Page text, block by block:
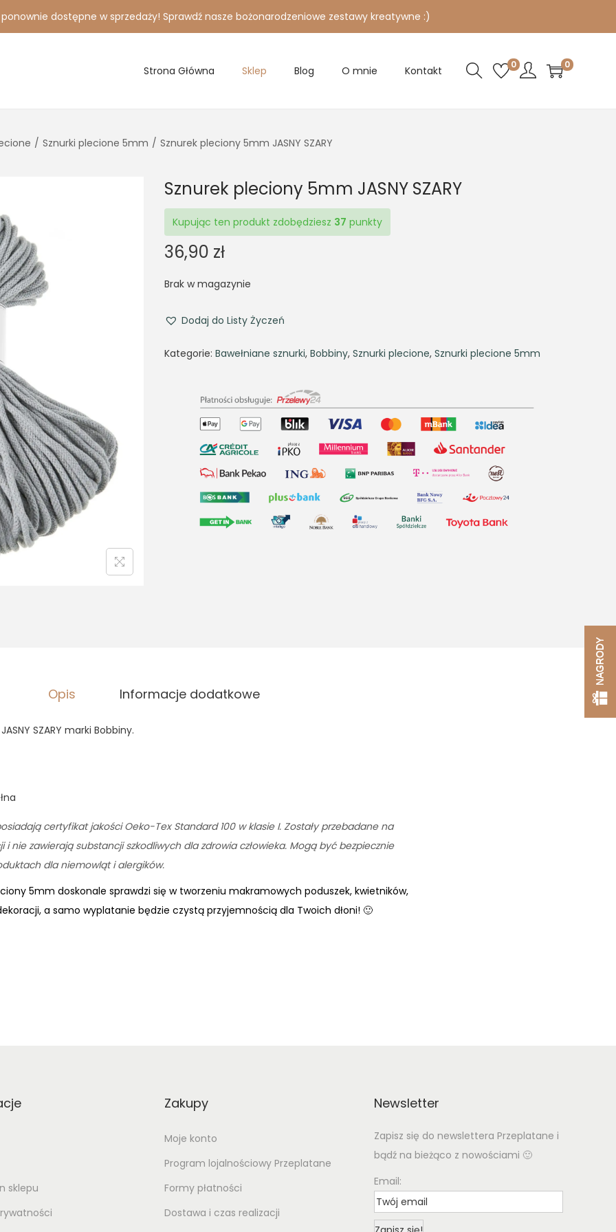
dostępne w sprzedaży! Sprawdź nasze bożonarodzeniowe zestawy kreatywne :)
Strona Główna Sklep Blog O mnie Kontakt 0 0
/ Sznurki plecione 5mm / Sznurek pleciony 5mm JASNY SZARY
Sznurek pleciony 5mm JASNY SZARY
Kupując ten produkt zdobędziesz 37 punkty
36,90 zł
Brak w magazynie
Dodaj do Listy Życzeń
Kategorie: Bawełniane sznurki, Bobbiny, Sznurki plecione, Sznurki plecione 5mm
Opis Informacje dodatkowe
SZARY marki Bobbiny.
certyfikat jakości Oeko-Tex Standard 100 w klasie I. Zostały przebadane na
nie zawierają substancji szkodliwych dla zdrowia człowieka. Mogą być bezpiecznie
dla niemowląt i alergików.
5mm doskonale sprawdzi się w tworzeniu makramowych poduszek, kwietników,
a samo wyplatanie będzie czystą przyjemnością dla Twoich dłoni! 🙂
sklepu
Zakupy
Moje konto
Program lojalnościowy Przeplatane
Formy płatności
Dostawa i czas realizacji
Newsletter
Zapisz się do newslettera Przeplatane i
bądź na bieżąco z nowościami 🙂
Email:
NAGRODY